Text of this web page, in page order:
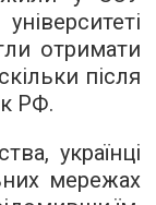
отримати
після
РФ.
українці
мережах